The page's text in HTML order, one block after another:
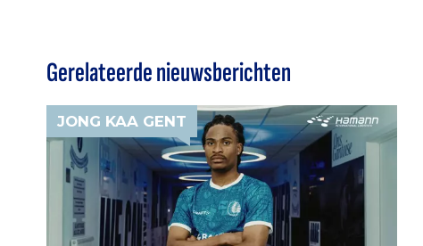
Gerelateerde nieuwsberichten
JONG KAA GENT